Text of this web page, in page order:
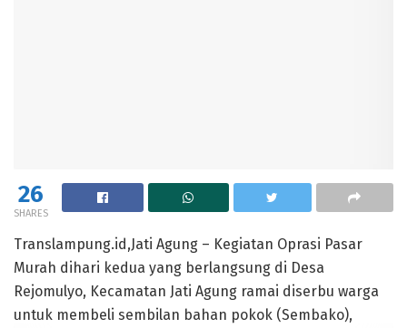
26
SHARES
Translampung.id,Jati Agung – Kegiatan Oprasi Pasar
Murah dihari kedua yang berlangsung di Desa
Rejomulyo, Kecamatan Jati Agung ramai diserbu warga
untuk membeli sembilan bahan pokok (Sembako),